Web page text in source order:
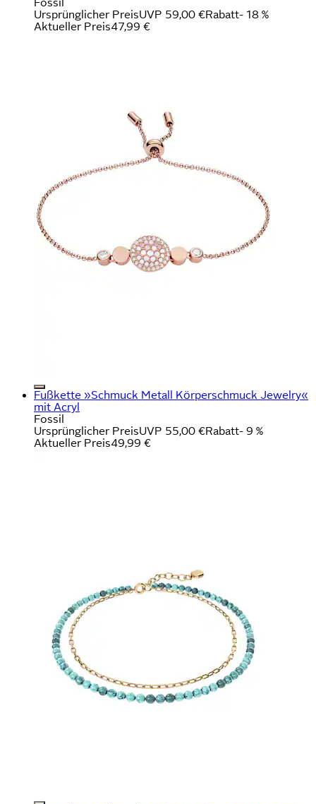
Ursprünglicher PreisUVP 59,00 €Rabatt- 18 %
Aktueller Preis47,99 €
Fußkette »Schmuck Metall Körperschmuck Jewelry«
mit Acryl
Fossil
Ursprünglicher PreisUVP 55,00 €Rabatt- 9 %
Aktueller Preis49,99 €